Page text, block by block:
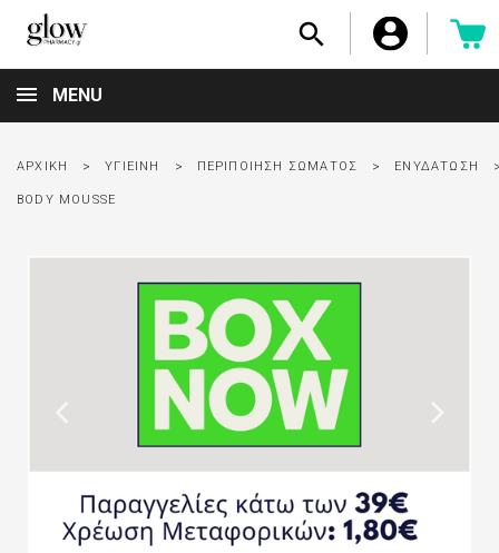

MENU
ΑΡΧΙΚΉ ΥΓΙΕΙΝΉ ΠΕΡΙΠΟΊΗΣΗ ΣΏΜΑΤΟΣ ΕΝΥΔΆΤΩΣΗ
BODY MOUSSE